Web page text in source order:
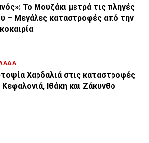
Το Μουζάκι μετρά τις πληγές
– Μεγάλες καταστροφές από την
Χαρδαλιά στις καταστροφές
Κεφαλονιά, Ιθάκη και Ζάκυνθο